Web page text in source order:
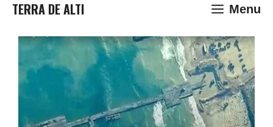
Saltar
contenido
TERRA DE ALTI Menu